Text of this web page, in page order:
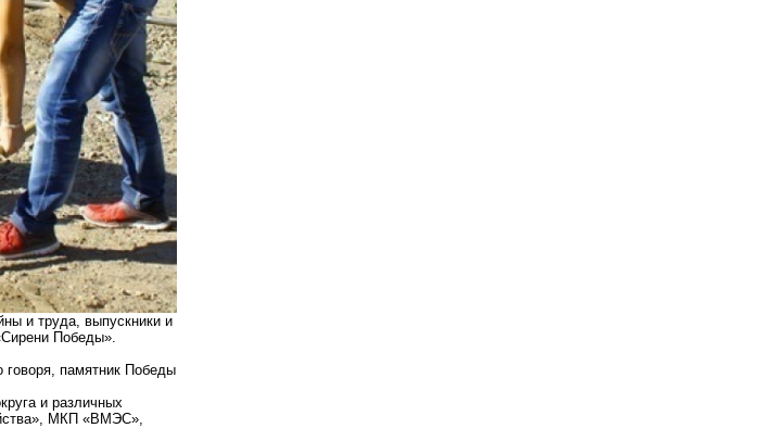
и труда, выпускники и
Победы».
говоря, памятник Победы
и различных
МКП «ВМЭС»,